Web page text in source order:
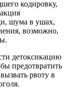
кодировку,
шума в ушах,
возможно,
детоксикацию
предотвратить
рвоту в